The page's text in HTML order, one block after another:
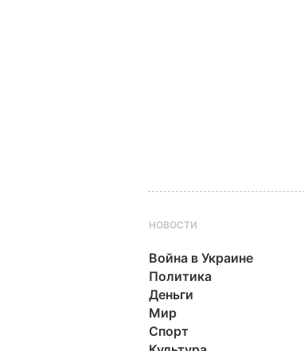
НОВОСТИ
Война в Украине
Политика
Деньги
Мир
Спорт